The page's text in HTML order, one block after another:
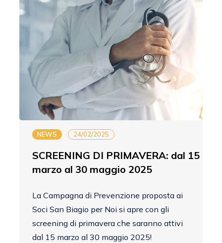
NEWS 24/02/2025
SCREENING DI PRIMAVERA: dal 15
marzo al 30 maggio 2025
La Campagna di Prevenzione proposta ai
Soci San Biagio per Noi si apre con gli
screening di primavera che saranno attivi
dal 15 marzo al 30 maggio 2025!